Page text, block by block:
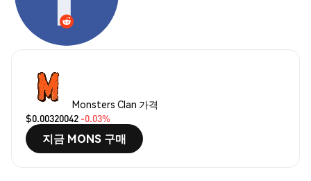
Monsters Clan 가격
$0.00320042 -0.03%
지금 MONS 구매